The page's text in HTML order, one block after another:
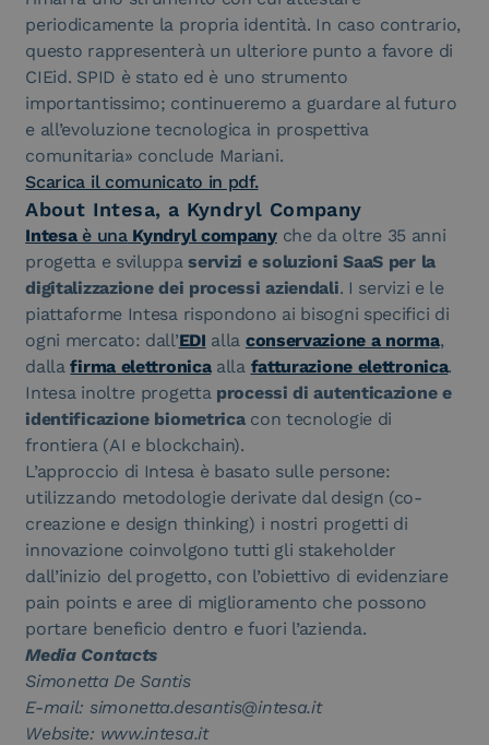
periodicamente la propria identità. In caso contrario,
questo rappresenterà un ulteriore punto a favore di
CIEid. SPID è stato ed è uno strumento
importantissimo; continueremo a guardare al futuro
e all’evoluzione tecnologica in prospettiva
comunitaria» conclude Mariani.
Scarica il comunicato in pdf.
About Intesa, a Kyndryl Company
Intesaè unaKyndryl companyche da oltre 35 anni
progetta e sviluppaservizi e soluzioni SaaS per la
digitalizzazione dei processi aziendali. I servizi e le
piattaforme Intesa rispondono ai bisogni specifici di
ogni mercato: dall’EDI alla conservazione a norma,
dallafirma elettronicaalla fatturazione elettronica.
Intesa inoltre progettaprocessi di autenticazione e
identificazione biometricacon tecnologie di
frontiera (AI e blockchain).
L’approccio di Intesa è basato sulle persone:
utilizzando metodologie derivate dal design (co-
creazione e design thinking) i nostri progetti di
innovazione coinvolgono tutti gli stakeholder
dall’inizio del progetto, con l’obiettivo di evidenziare
pain points e aree di miglioramento che possono
portare beneficio dentro e fuori l’azienda.
Media Contacts
Simonetta De Santis
E-mail: simonetta.desantis@intesa.it
Website: www.intesa.it